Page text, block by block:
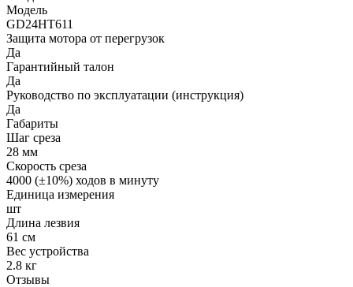
Модель
GD24HT611
Защита мотора от перегрузок
Да
Гарантийный талон
Да
Руководство по эксплуатации (инструкция)
Да
Габариты
Шаг среза
28 мм
Скорость среза
4000 (±10%) ходов в минуту
Единица измерения
шт
Длина лезвия
61 см
Вес устройства
2.8 кг
Отзывы